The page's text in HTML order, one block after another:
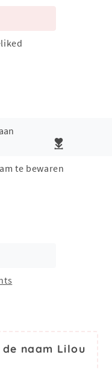
te bewaren
naam Lilou